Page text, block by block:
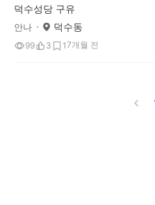
덕수성당 구유
안나 덕수동
99 3 17개월 전